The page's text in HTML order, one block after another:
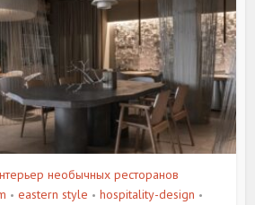
необычных ресторанов
• eastern style • hospitality-design •